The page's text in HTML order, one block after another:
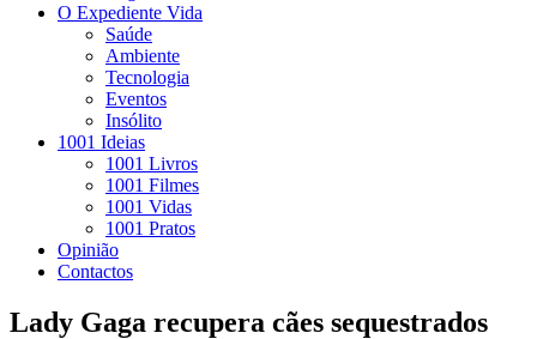
O Expediente Vida
Saúde
Ambiente
Tecnologia
Eventos
Insólito
1001 Ideias
1001 Livros
1001 Filmes
1001 Vidas
1001 Pratos
Opinião
Contactos
Lady Gaga recupera cães sequestrados